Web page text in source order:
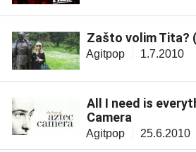
Zašto volim Tita?
Agitpop 1.7.2010
All I need is
Camera
Agitpop 25.6.2010